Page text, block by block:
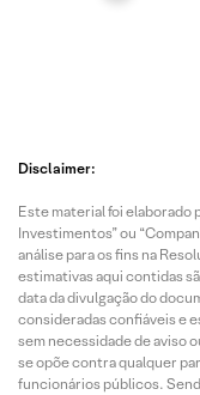
Disclaimer:
Este material foi elaborado
Investimentos” ou
análise para os fins na
estimativas aqui contidas
data da divulgação do
consideradas confiáveis e
sem necessidade de aviso
se opõe contra qualquer
funcionários públicos.